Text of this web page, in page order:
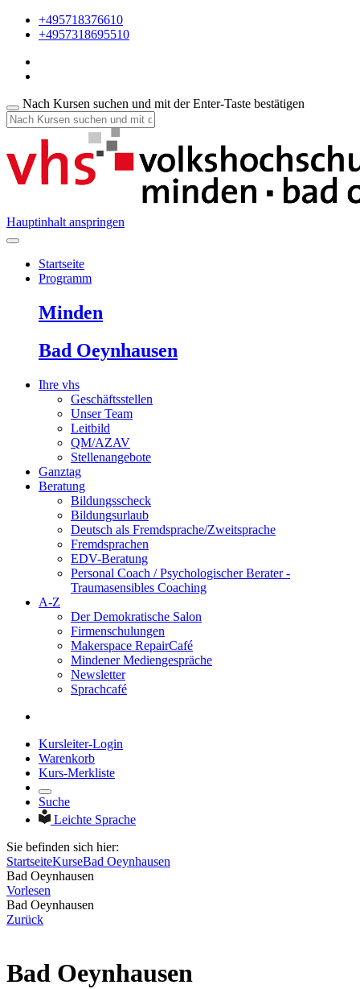
+495718376610
+4957318695510
Nach Kursen suchen und mit der Enter-Taste bestätigen
Hauptinhalt anspringen
Startseite
Programm
Minden
Bad Oeynhausen
Ihre vhs
Geschäftsstellen
Unser Team
Leitbild
QM/AZAV
Stellenangebote
Ganztag
Beratung
Bildungsscheck
Bildungsurlaub
Deutsch als Fremdsprache/Zweitsprache
Fremdsprachen
EDV-Beratung
Personal Coach / Psychologischer Berater -
Traumasensibles Coaching
A-Z
Der Demokratische Salon
Firmenschulungen
Makerspace RepairCafé
Mindener Mediengespräche
Newsletter
Sprachcafé
Kursleiter-Login
Warenkorb
Kurs-Merkliste
Suche
Leichte Sprache
Sie befinden sich hier:
StartseiteKurseBad Oeynhausen
Bad Oeynhausen
Vorlesen
Bad Oeynhausen
Zurück
Bad Oeynhausen